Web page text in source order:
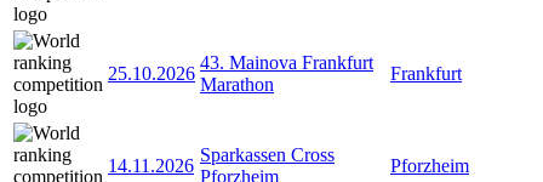
25.10.2026
43. Mainova Frankfurt
Marathon
Frankfurt
14.11.2026
Sparkassen Cross
Pforzheim
Pforzheim